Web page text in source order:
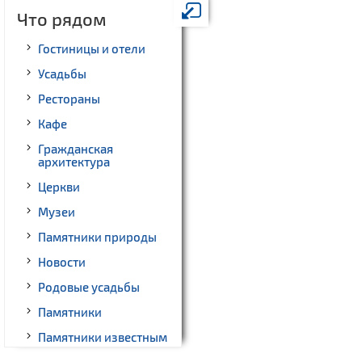
Что рядом
Гостиницы и отели
Усадьбы
Рестораны
Кафе
Гражданская
архитектура
Церкви
Музеи
Памятники природы
Новости
Родовые усадьбы
Памятники
Памятники известным